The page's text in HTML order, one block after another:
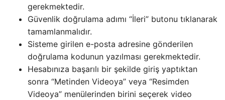
gerekmektedir.
Güvenlik doğrulama adımı “İleri” butonu tıklanarak
tamamlanmalıdır.
Sisteme girilen e-posta adresine gönderilen
doğrulama kodunun yazılması gerekmektedir.
Hesabınıza başarılı bir şekilde giriş yaptıktan
sonra “Metinden Videoya” veya “Resimden
Videoya” menülerinden birini seçerek video